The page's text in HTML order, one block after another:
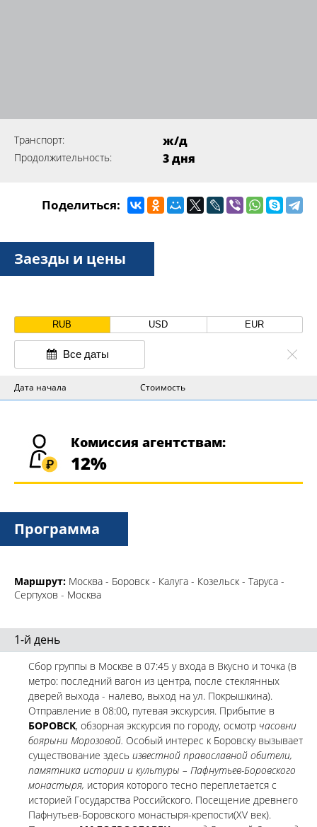
Транспорт: ж/д
Продолжительность: 3 дня
Поделиться:
Заезды и цены
RUB USD EUR
Все даты
Дата начала Стоимость
Комиссия агентствам:
12%
Программа
Маршрут: Москва - Боровск - Калуга - Козельск - Таруса -
Серпухов - Москва
1-й день
Сбор группы в Москве в 07:45 у входа в Вкусно и точка (в
метро: последний вагон из центра, после стеклянных
дверей выхода - налево, выход на ул. Покрышкина).
Отправление в 08:00, путевая экскурсия. Прибытие в
БОРОВСК, обзорная экскурсия по городу, осмотр часовни
боярыни Морозовой. Особый интерес к Боровску вызывает
существование здесь известной православной обители,
памятника истории и культуры – Пафнутьев-Боровского
монастыря, история которого тесно переплетается с
историей Государства Российского. Посещение древнего
Пафнутьев-Боровского монастыря-крепости(XV век).